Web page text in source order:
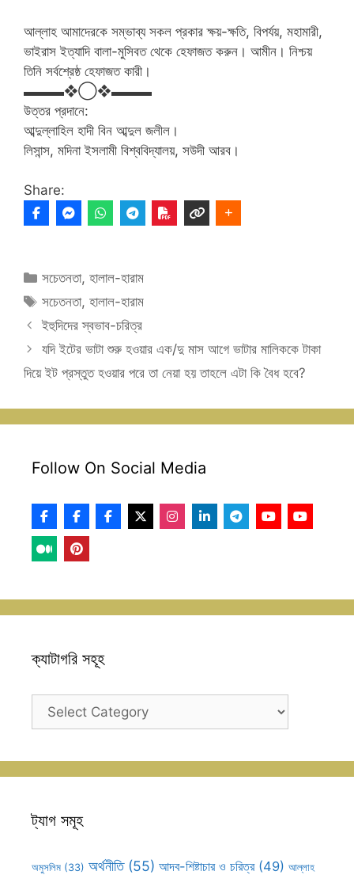
আল্লাহ আমাদেরকে সম্ভাব্য সকল প্রকার ক্ষয়-ক্ষতি, বিপর্যয়, মহামারী,
ভাইরাস ইত্যাদি বালা-মুসিবত থেকে হেফাজত করুন। আমীন। নিশ্চয়
তিনি সর্বশ্রেষ্ঠ হেফাজত কারী।
▬▬▬❖◯❖▬▬▬
উত্তর প্রদানে:
আব্দুল্লাহিল হাদী বিন আব্দুল জলীল।
লিসান্স, মদিনা ইসলামী বিশ্ববিদ্যালয়, সউদী আরব।
Share:
Categories
সচেতনতা,হালাল-হারাম
Tags
সচেতনতা,হালাল-হারাম
ইহুদিদের স্বভাব-চরিত্র
যদি ইটের ভাটা শুরু হওয়ার এক/দু মাস আগে ভাটার মালিককে টাকা
দিয়ে ইট প্রস্তুত হওয়ার পরে তা নেয়া হয় তাহলে এটা কি বৈধ হবে?
Follow On Social Media
ক্যাটাগরি সহূহ
ক্যাটাগরি
ট্যাগ সমূহ
অমুসলিম (33) অর্থনীতি(55) আদব-শিষ্টাচার ও চরিত্র(49) আল্লাহ